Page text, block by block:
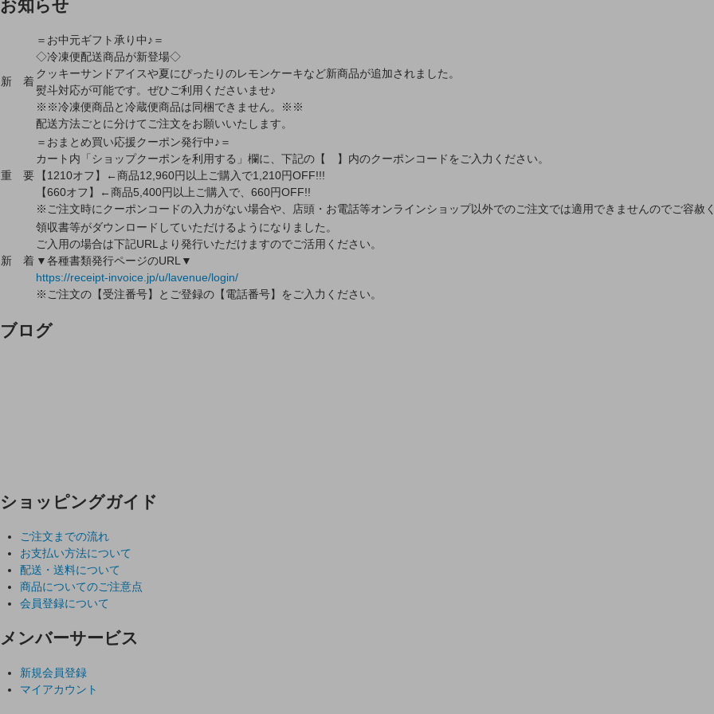
お知らせ
新 着
＝お中元ギフト承り中♪＝
◇冷凍便配送商品が新登場◇
クッキーサンドアイスや夏にぴったりのレモンケーキなど新商品が追加されました。
熨斗対応が可能です。ぜひご利用くださいませ♪
※※冷凍便商品と冷蔵便商品は同梱できません。※※
配送方法ごとに分けてご注文をお願いいたします。
重 要
＝おまとめ買い応援クーポン発行中♪＝
カート内「ショップクーポンを利用する」欄に、下記の【 】内のクーポンコードをご入力ください。
【1210オフ】←商品12,960円以上ご購入で1,210円OFF!!!
【660オフ】←商品5,400円以上ご購入で、660円OFF!!
※ご注文時にクーポンコードの入力がない場合や、店頭・お電話等オンラインショップ以外でのご注文では適用できませんのでご容赦く
新 着
領収書等がダウンロードしていただけるようになりました。
ご入用の場合は下記URLより発行いただけますのでご活用ください。
▼各種書類発行ページのURL▼
https://receipt-invoice.jp/u/lavenue/login/
※ご注文の【受注番号】とご登録の【電話番号】をご入力ください。
ブログ
ショッピングガイド
ご注文までの流れ
お支払い方法について
配送・送料について
商品についてのご注意点
会員登録について
メンバーサービス
新規会員登録
マイアカウント